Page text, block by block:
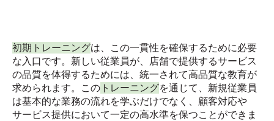
初期トレーニングは、この一貫性を確保するために必要
な入口です。新しい従業員が、店舗で提供するサービス
の品質を体得するためには、統一されて高品質な教育が
求められます。この トレーニングを通じて、新規従業員
は基本的な業務の流れを学ぶだけでなく、顧客対応や
サービス提供において一定の高水準を保つことができま